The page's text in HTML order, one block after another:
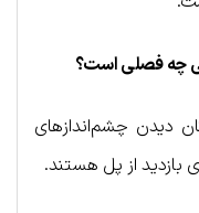
چه فصلی است؟
دیدن چشم‌اندازهای
بازدید از پل هستند.